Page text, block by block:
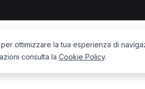
ottimizzare la tua esperienza di
consulta la Cookie Policy.